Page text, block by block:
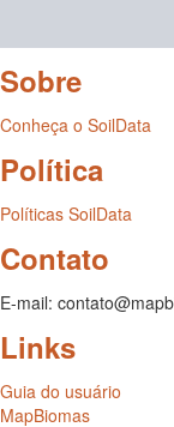
Sobre
Conheça o SoilData
Política
Políticas SoilData
Contato
E-mail:
Links
Guia do usuário
MapBiomas